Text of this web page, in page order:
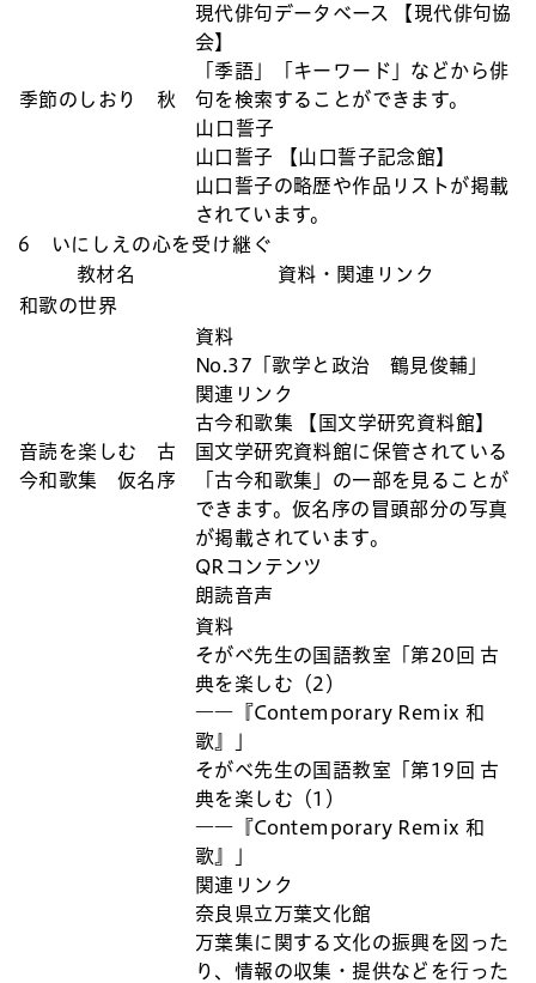
季節のしおり 秋
現代俳句データベース 【現代俳句協
会】
「季語」「キーワード」などから俳
句を検索することができます。
山口誓子
山口誓子 【山口誓子記念館】
山口誓子の略歴や作品リストが掲載
されています。
6 いにしえの心を受け継ぐ
教材名
資料・関連リンク
和歌の世界
音読を楽しむ 古
今和歌集 仮名序
資料
No.37「歌学と政治 鶴見俊輔」
関連リンク
古今和歌集 【国文学研究資料館】
国文学研究資料館に保管されている
「古今和歌集」の一部を見ることが
できます。仮名序の冒頭部分の写真
が掲載されています。
QRコンテンツ
朗読音声
資料
そがべ先生の国語教室「第20回 古
典を楽しむ（2）
――『Contemporary Remix 和
歌』」
そがべ先生の国語教室「第19回 古
典を楽しむ（1）
――『Contemporary Remix 和
歌』」
関連リンク
奈良県立万葉文化館
万葉集に関する文化の振興を図った
り、情報の収集・提供などを行った